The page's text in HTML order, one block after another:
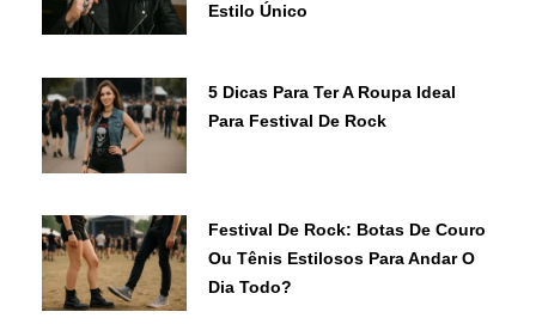
Estilo Único
5 Dicas Para Ter A Roupa Ideal
Para Festival De Rock
Festival De Rock: Botas De Couro
Ou Tênis Estilosos Para Andar O
Dia Todo?